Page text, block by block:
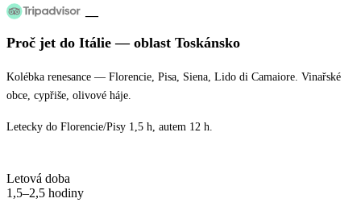
—
Proč jet do Itálie — oblast Toskánsko
Kolébka renesance — Florencie, Pisa, Siena, Lido di Camaiore. Vinařské
obce, cypřiše, olivové háje.
Letecky do Florencie/Pisy 1,5 h, autem 12 h.
Letová doba
1,5–2,5 hodiny